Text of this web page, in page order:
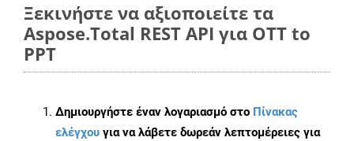
Ξεκινήστε να αξιοποιείτε τα
Aspose.Total REST API για OTT to
PPT
Δημιουργήστε έναν λογαριασμό στο Πίνακας
ελέγχου για να λάβετε δωρεάν λεπτομέρειες για